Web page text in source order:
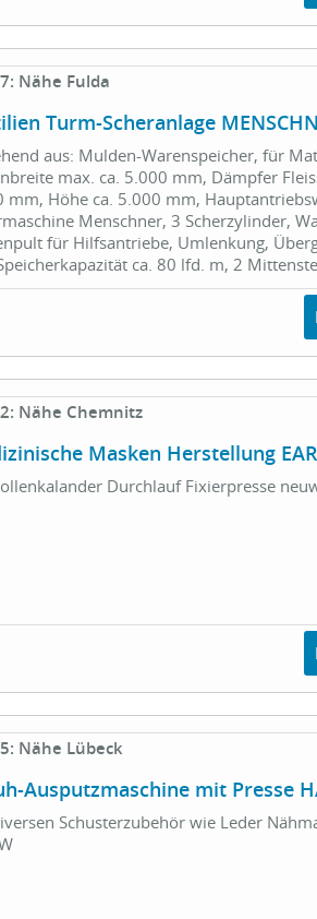
Nähe Fulda
Turm-Scheranlage
aus: Mulden-Warenspeicher, für
max. ca. 5.000 mm, Dämpfer
mm, Höhe ca. 5.000 mm,
Menschner, 3 Scherzylinder,
für Hilfsantriebe, Umlenkung,
ca. 80 lfd. m, 2
Nähe Chemnitz
Masken Herstellung
Durchlauf Fixierpresse
Nähe Lübeck
Ausputzmaschine mit Presse
Schusterzubehör wie Leder